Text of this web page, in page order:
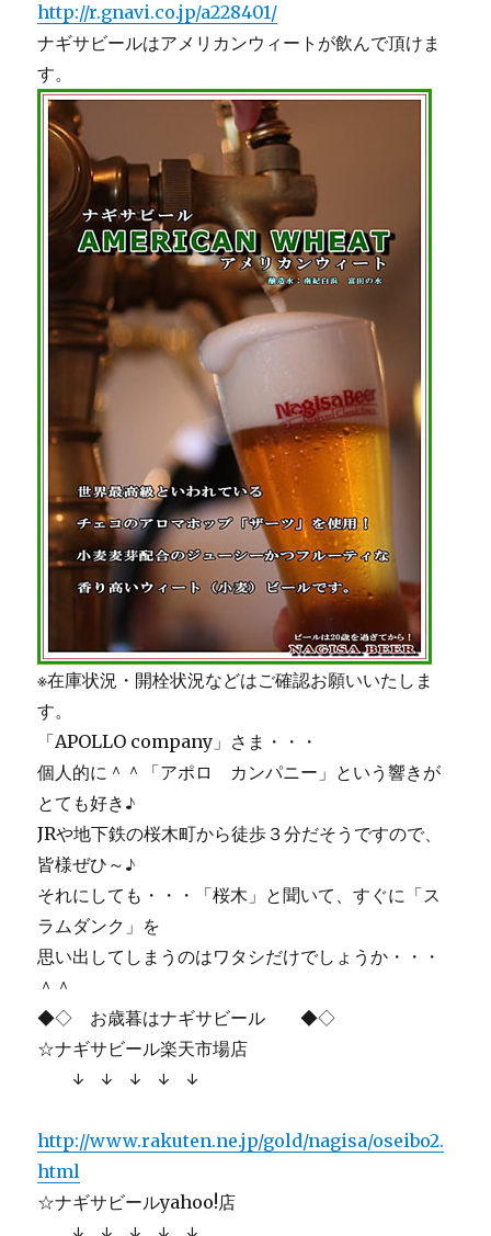
http://r.gnavi.co.jp/a228401/
ナギサビールはアメリカンウィートが飲んで頂けま
す。
※在庫状況・開栓状況などはご確認お願いいたしま
す。
「APOLLO company」さま・・・
個人的に＾＾「アポロ カンパニー」という響きが
とても好き♪
JRや地下鉄の桜木町から徒歩３分だそうですので、
皆様ぜひ～♪
それにしても・・・「桜木」と聞いて、すぐに「ス
ラムダンク」を
思い出してしまうのはワタシだけでしょうか・・・
＾＾
◆◇ お歳暮はナギサビール ◆◇
☆ナギサビール楽天市場店
↓ ↓ ↓ ↓ ↓
http://www.rakuten.ne.jp/gold/nagisa/oseibo2.
html
☆ナギサビールyahoo!店